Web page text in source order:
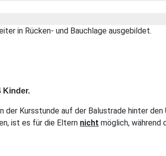
in Rücken- und Bauchlage ausgebildet.
Kinder.
Kursstunde auf der Balustrade hinter
ist es für die Eltern nicht möglich, während